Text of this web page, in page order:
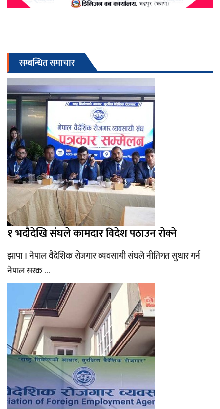
सम्बन्धित समाचार
१ भदौदेखि संघले कामदार विदेश पठाउन रोक्ने
झापा । नेपाल वैदेशिक रोजगार व्यवसायी संघले नीतिगत सुधार गर्न
नेपाल सरक ...